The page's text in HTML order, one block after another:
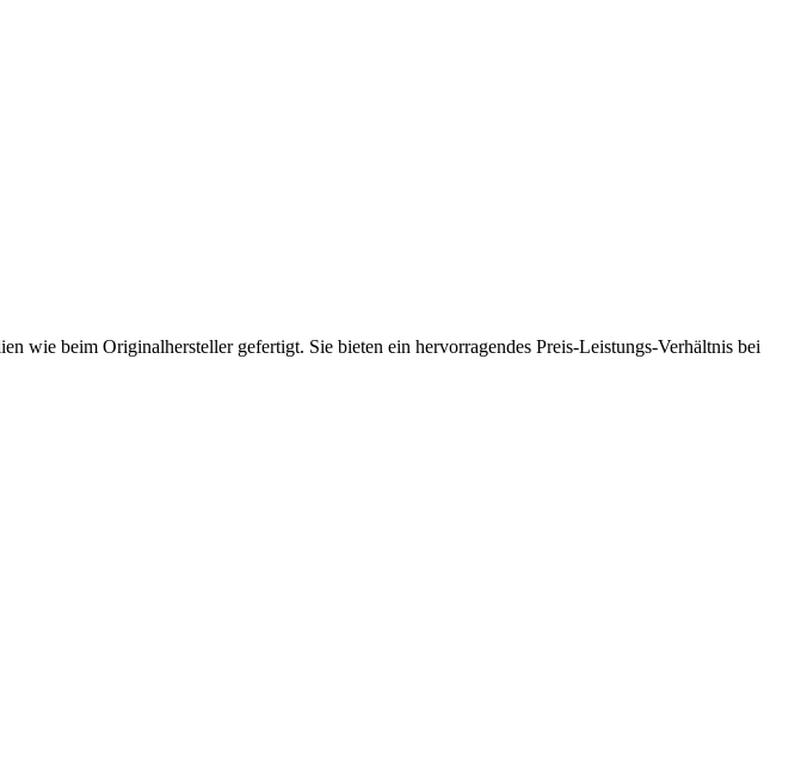
wie beim Originalhersteller gefertigt. Sie bieten ein hervorragendes Preis-Leistungs-Verhältnis bei